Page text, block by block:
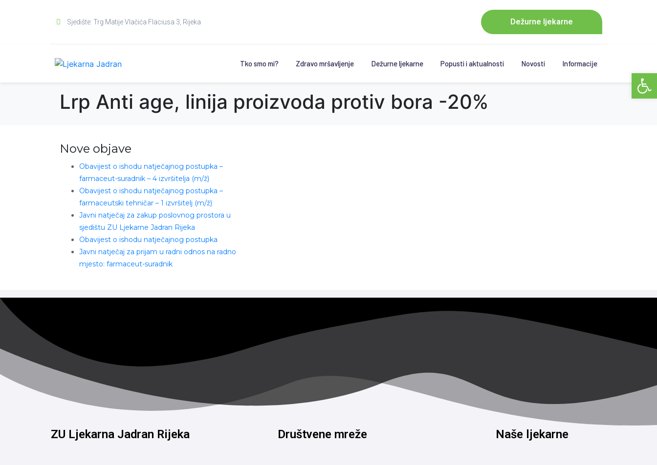
Sjedište: Trg Matije Vlačića Flaciusa 3, Rijeka Dežurne ljekarne
Tko smo mi? Zdravo mršavljenje Dežurne ljekarne Popusti i aktualnosti Novosti Informacije
Lrp Anti age, linija proizvoda protiv bora -20%
Nove objave
Obavijest o ishodu natječajnog postupka –
farmaceut-suradnik – 4 izvršitelja (m/ž)
Obavijest o ishodu natječajnog postupka –
farmaceutski tehničar – 1 izvršitelj (m/ž)
Javni natječaj za zakup poslovnog prostora u
sjedištu ZU Ljekarne Jadran Rijeka
Obavijest o ishodu natječajnog postupka
Javni natječaj za prijam u radni odnos na radno
mjesto: farmaceut-suradnik
ZU Ljekarna Jadran Rijeka Društvene mreže Naše ljekarne